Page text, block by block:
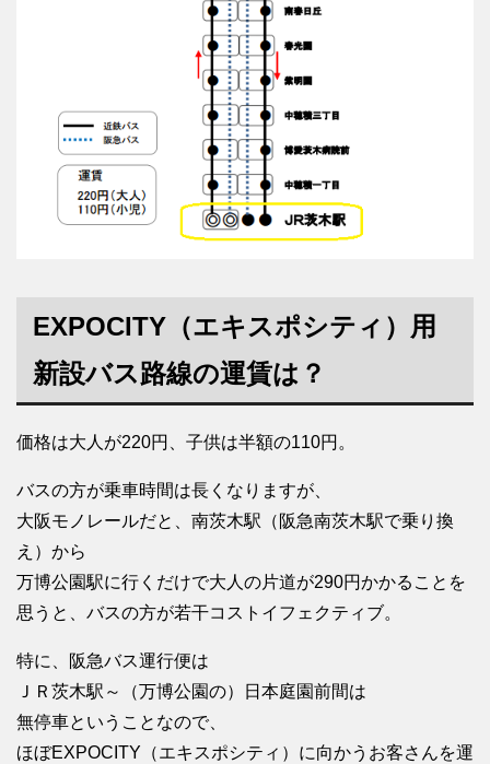
EXPOCITY（エキスポシティ）用
新設バス路線の運賃は？
価格は大人が220円、子供は半額の110円。
バスの方が乗車時間は長くなりますが、
大阪モノレールだと、南茨木駅（阪急南茨木駅で乗り換
え）から
万博公園駅に行くだけで大人の片道が290円かかることを
思うと、バスの方が若干コストイフェクティブ。
特に、阪急バス運行便は
ＪＲ茨木駅～（万博公園の）日本庭園前間は
無停車ということなので、
ほぼEXPOCITY（エキスポシティ）に向かうお客さんを運